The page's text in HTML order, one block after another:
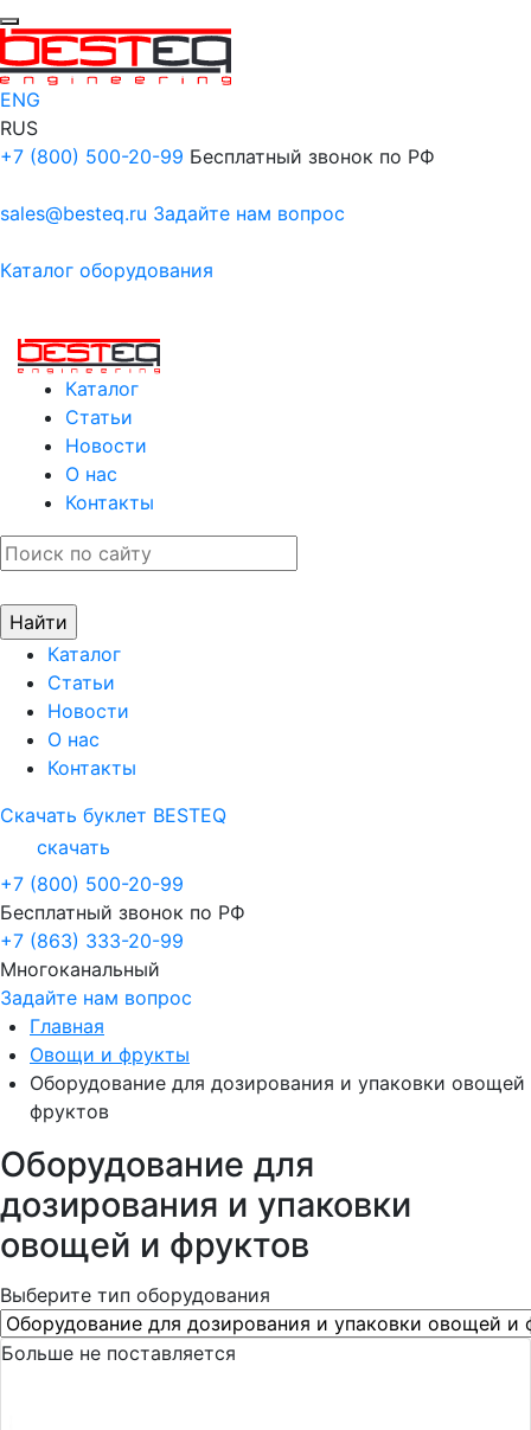
ENG
RUS
+7 (800) 500-20-99 Бесплатный звонок по РФ
sales@besteq.ru Задайте нам вопрос
Каталог оборудования
Каталог
Статьи
Новости
О нас
Контакты
Каталог
Статьи
Новости
О нас
Контакты
Скачать буклет BESTEQ
скачать
+7 (800) 500-20-99
Бесплатный звонок по РФ
+7 (863) 333-20-99
Многоканальный
Задайте нам вопрос
Главная
Овощи и фрукты
Оборудование для дозирования и упаковки овощей
фруктов
Оборудование для
дозирования и упаковки
овощей и фруктов
Выберите тип оборудования
Больше не поставляется